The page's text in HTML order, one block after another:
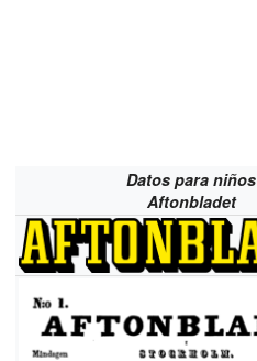
Datos para niños
Aftonbladet